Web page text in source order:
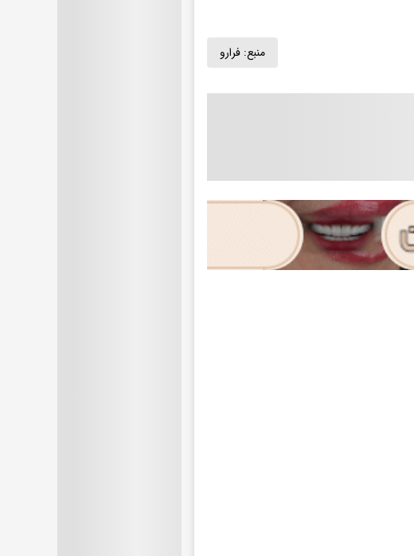
منبع: فرارو